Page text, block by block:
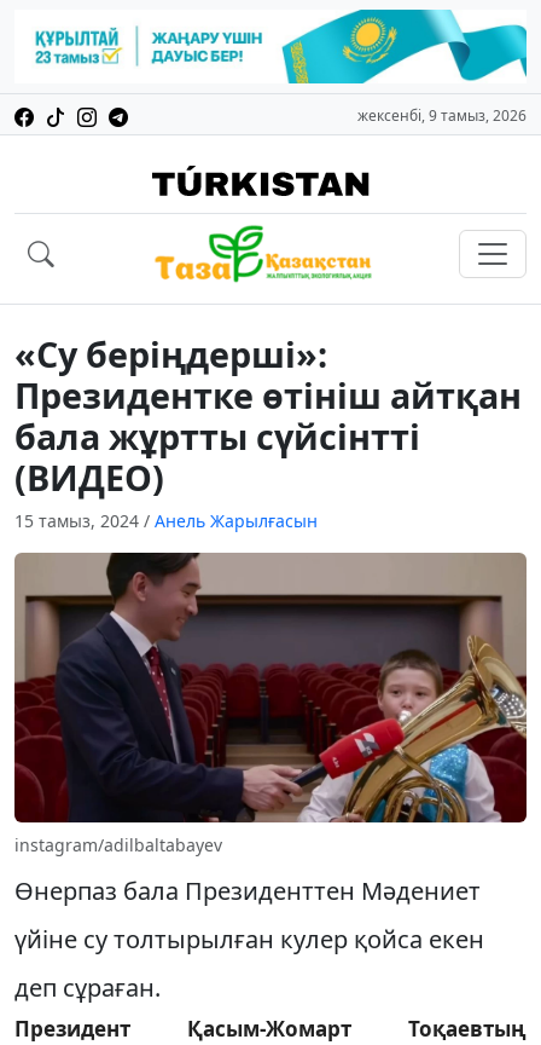
жексенбі, 9 тамыз, 2026
«Су беріңдерші»:
Президентке өтініш айтқан
бала жұртты сүйсінтті
(ВИДЕО)
15 тамыз, 2024 / Анель Жарылғасын
instagram/adilbaltabayev
Өнерпаз бала Президенттен Мәдениет
үйіне су толтырылған кулер қойса екен
деп сұраған.
Президент Қасым-Жомарт Тоқаевтың